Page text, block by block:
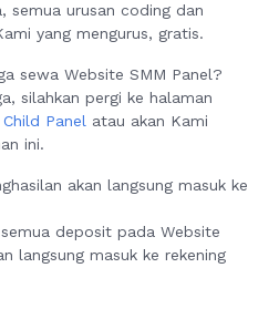
semua urusan coding dan
yang mengurus, gratis.
sewa Website SMM Panel?
silahkan pergi ke halaman
Panel atau akan Kami
ini.
akan langsung masuk ke
deposit pada Website
langsung masuk ke rekening